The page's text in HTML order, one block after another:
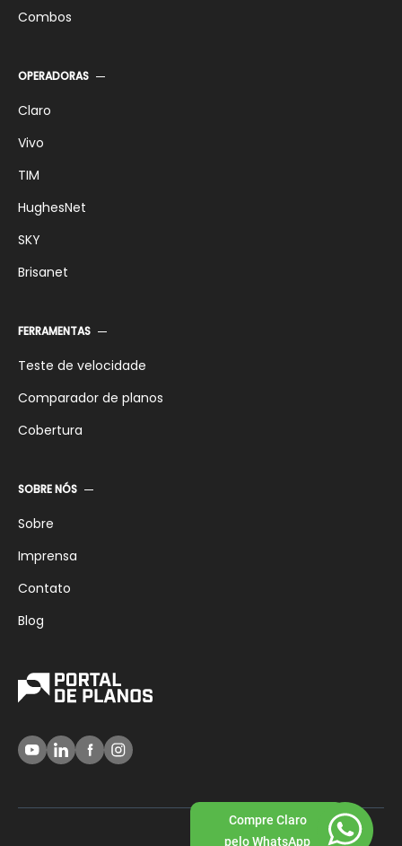
Combos
OPERADORAS
Claro
Vivo
TIM
HughesNet
SKY
Brisanet
FERRAMENTAS
Teste de velocidade
Comparador de planos
Cobertura
SOBRE NÓS
Sobre
Imprensa
Contato
Blog
Compre Claro
pelo WhatsApp